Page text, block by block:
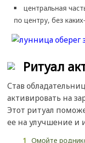
центральная
по центру, без
Ритуал
Став
активировать на
Этот ритуал
ее на улучшение и
Омойте